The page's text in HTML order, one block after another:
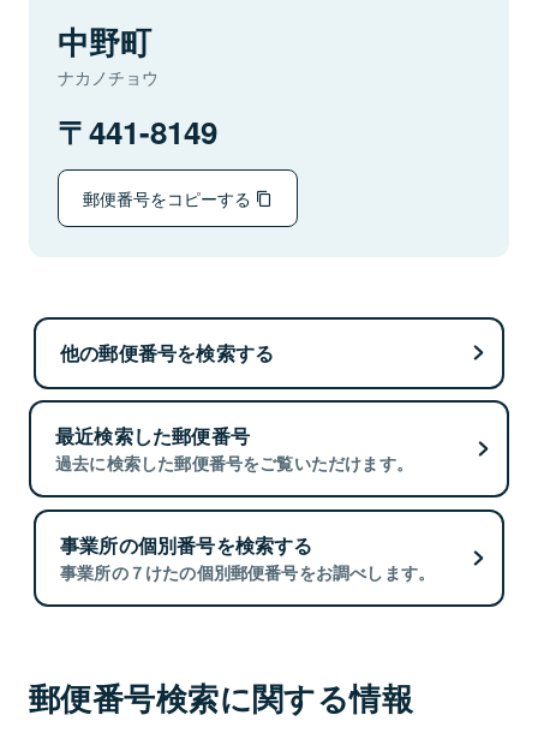
中野町
ナカノチョウ
441-8149
郵便番号をコピーする
他の郵便番号を検索する
最近検索した郵便番号
過去に検索した郵便番号をご覧いただけます。
事業所の個別番号を検索する
事業所の７けたの個別郵便番号をお調べします。
郵便番号検索に関する情報